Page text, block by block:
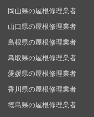
岡山県の屋根修理業者
山口県の屋根修理業者
島根県の屋根修理業者
鳥取県の屋根修理業者
愛媛県の屋根修理業者
香川県の屋根修理業者
徳島県の屋根修理業者